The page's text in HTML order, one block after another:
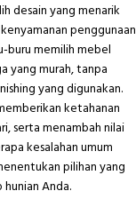
desain yang menarik
penggunaan
buru memilih mebel
yang murah, tanpa
yang digunakan.
ketahanan
serta menambah nilai
kesalahan umum
pilihan yang
Anda.